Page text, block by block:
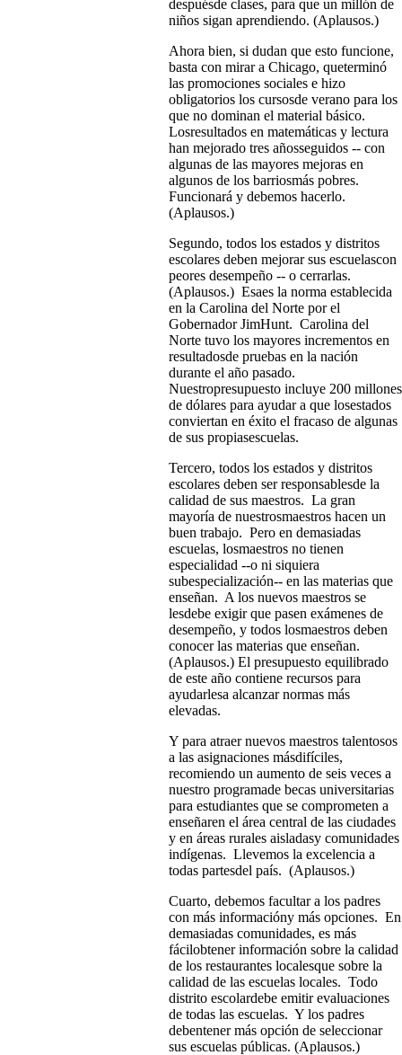
despuésde clases, para que un millón de
niños sigan aprendiendo. (Aplausos.)
Ahora bien, si dudan que esto funcione,
basta con mirar a Chicago, queterminó
las promociones sociales e hizo
obligatorios los cursosde verano para los
que no dominan el material básico.
Losresultados en matemáticas y lectura
han mejorado tres añosseguidos -- con
algunas de las mayores mejoras en
algunos de los barriosmás pobres.
Funcionará y debemos hacerlo.
(Aplausos.)
Segundo, todos los estados y distritos
escolares deben mejorar sus escuelascon
peores desempeño -- o cerrarlas.
(Aplausos.) Esaes la norma establecida
en la Carolina del Norte por el
Gobernador JimHunt. Carolina del
Norte tuvo los mayores incrementos en
resultadosde pruebas en la nación
durante el año pasado.
Nuestropresupuesto incluye 200 millones
de dólares para ayudar a que losestados
conviertan en éxito el fracaso de algunas
de sus propiasescuelas.
Tercero, todos los estados y distritos
escolares deben ser responsablesde la
calidad de sus maestros. La gran
mayoría de nuestrosmaestros hacen un
buen trabajo. Pero en demasiadas
escuelas, losmaestros no tienen
especialidad --o ni siquiera
subespecialización-- en las materias que
enseñan. A los nuevos maestros se
lesdebe exigir que pasen exámenes de
desempeño, y todos losmaestros deben
conocer las materias que enseñan.
(Aplausos.) El presupuesto equilibrado
de este año contiene recursos para
ayudarlesa alcanzar normas más
elevadas.
Y para atraer nuevos maestros talentosos
a las asignaciones másdifíciles,
recomiendo un aumento de seis veces a
nuestro programade becas universitarias
para estudiantes que se comprometen a
enseñaren el área central de las ciudades
y en áreas rurales aisladasy comunidades
indígenas. Llevemos la excelencia a
todas partesdel país. (Aplausos.)
Cuarto, debemos facultar a los padres
con más informacióny más opciones. En
demasiadas comunidades, es más
fácilobtener información sobre la calidad
de los restaurantes localesque sobre la
calidad de las escuelas locales. Todo
distrito escolardebe emitir evaluaciones
de todas las escuelas. Y los padres
debentener más opción de seleccionar
sus escuelas públicas. (Aplausos.)